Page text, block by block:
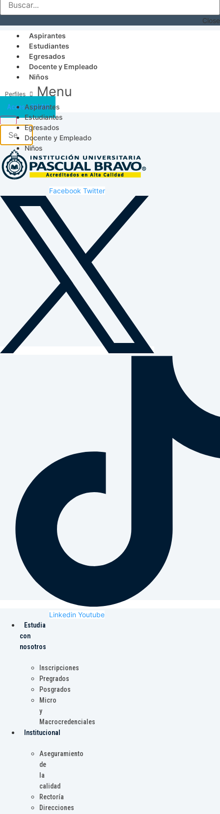
Close
Aspirantes
Estudiantes
Egresados
Docente y Empleado
Niños
Menu
Aspirantes
Estudiantes
Egresados
Docente y Empleado
Niños
Acceso SICAU
Facebook Twitter
Linkedin Youtube
Estudia
con
nosotros
Inscripciones
Pregrados
Posgrados
Micro
y
Macrocredenciales
Institucional
Aseguramiento
de
la
calidad
Rectoría
Direcciones